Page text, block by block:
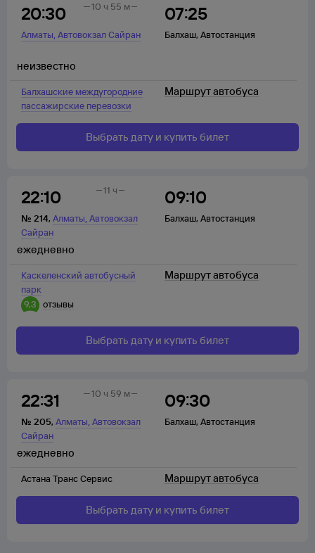
20:30
Алматы,Автовокзал Сайран
07:25
Балхаш, Автостанция
10 ч 55 м
Балхашские междугородние
пассажирские перевозки
неизвестно
Маршрут автобуса
Выбрать дату и купить билет
22:10
№ 214, Алматы,Автовокзал
Сайран
09:10
Балхаш, Автостанция
11 ч
Каскеленский автобусный
парк
9,3
отзывы
ежедневно
Маршрут автобуса
Выбрать дату и купить билет
22:31
№ 205, Алматы,Автовокзал
Сайран
09:30
Балхаш, Автостанция
10 ч 59 м
Астана Транс Сервис
ежедневно
Маршрут автобуса
Выбрать дату и купить билет